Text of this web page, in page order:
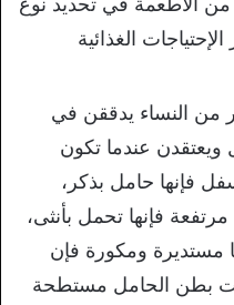
الغذائية
من النساء يدققن في
عندما تكون
فإنها حامل بذكر،
فإنها تحمل بأنثى،
مستديرة ومكورة فإن
بطن الحامل مستطحة